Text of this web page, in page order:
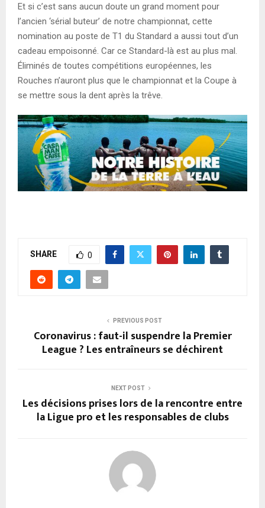
Et si c’est sans aucun doute un grand moment pour
l’ancien ‘sérial buteur’ de notre championnat, cette
nomination au poste de T1 du Standard a aussi tout d’un
cadeau empoisonné. Car ce Standard-là est au plus mal.
Éliminés de toutes compétitions européennes, les
Rouches n’auront plus que le championnat et la Coupe à
se mettre sous la dent après la trêve.
SHARE 0
PREVIOUS POST
Coronavirus : faut-il suspendre la Premier
League ? Les entraîneurs se déchirent
NEXT POST
Les décisions prises lors de la rencontre entre
la Ligue pro et les responsables de clubs